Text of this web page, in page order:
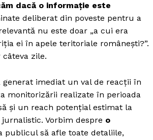
dacă o informație este
deliberat din poveste pentru a
nu este doar „a cui era
ei în apele teritoriale românești?”.
zile.
imediat un val de reacții în
monitorizării realizate în perioada
și un reach potențial estimat la
Vorbim despre o
publicul să afle toate detaliile,